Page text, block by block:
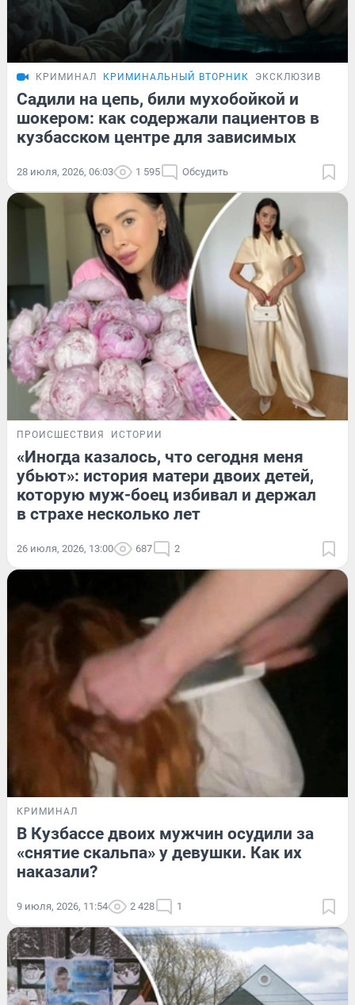
КРИМИНАЛ КРИМИНАЛЬНЫЙ ВТОРНИК ЭКСКЛЮЗИВ
Садили на цепь, били мухобойкой и
шокером: как содержали пациентов в
кузбасском центре для зависимых
28 июля, 2026, 06:03 1 595 Обсудить
ПРОИСШЕСТВИЯ ИСТОРИИ
«Иногда казалось, что сегодня меня
убьют»: история матери двоих детей,
которую муж-боец избивал и держал
в страхе несколько лет
26 июля, 2026, 13:00 687 2
КРИМИНАЛ
В Кузбассе двоих мужчин осудили за
«снятие скальпа» у девушки. Как их
наказали?
9 июля, 2026, 11:54 2 428 1